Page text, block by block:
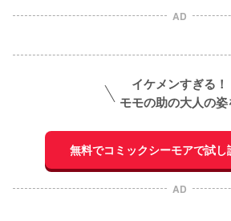
AD
イケメンすぎる！
モモの助の大人の姿
無料でコミックシーモアで試し
AD